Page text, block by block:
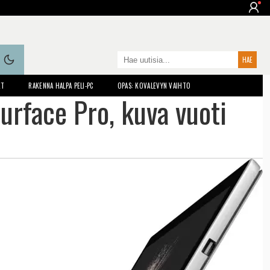
RAKENNA HALPA PELI-PC OPAS: KOVALEVYN VAIHTO
Pro, kuva vuoti